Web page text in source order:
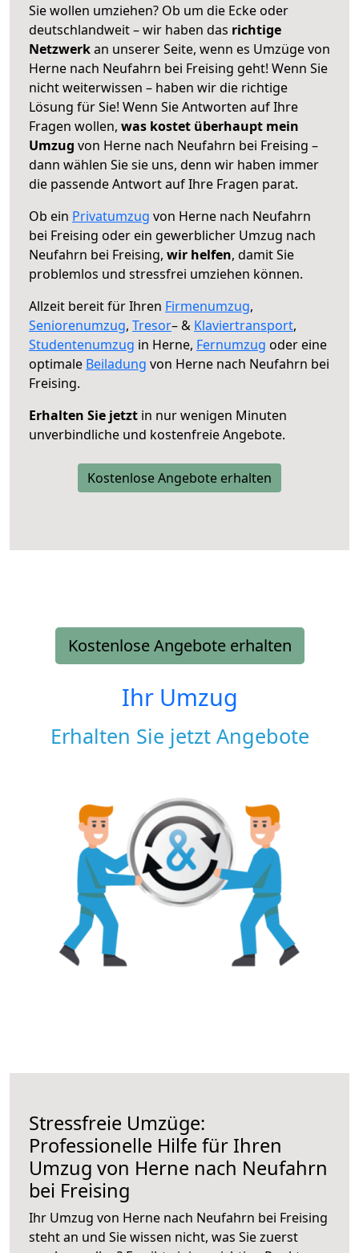
Sie wollen umziehen? Ob um die Ecke oder
deutschlandweit – wir haben das richtige
Netzwerkan unserer Seite, wenn es Umzüge von
Herne nach Neufahrn bei Freising geht! Wenn Sie
nicht weiterwissen – haben wir die richtige
Lösung für Sie! Wenn Sie Antworten auf Ihre
Fragen wollen, was kostet überhaupt mein
Umzug von Herne nach Neufahrn bei Freising –
dann wählen Sie sie uns, denn wir haben immer
die passende Antwort auf Ihre Fragen parat.
Ob ein Privatumzug von Herne nach Neufahrn
bei Freising oder ein gewerblicher Umzug nach
Neufahrn bei Freising, wir helfen, damit Sie
problemlos und stressfrei umziehen können.
Allzeit bereit für Ihren Firmenumzug,
Seniorenumzug, Tresor– & Klaviertransport,
Studentenumzug in Herne, Fernumzug oder eine
optimale Beiladung von Herne nach Neufahrn bei
Freising.
Erhalten Sie jetzt in nur wenigen Minuten
unverbindliche und kostenfreie Angebote.
Kostenlose Angebote erhalten
Kostenlose Angebote erhalten
Ihr Umzug
Erhalten Sie jetzt Angebote
Stressfreie Umzüge:
Professionelle Hilfe für Ihren
Umzug von Herne nach Neufahrn
bei Freising
Ihr Umzug von Herne nach Neufahrn bei Freising
steht an und Sie wissen nicht, was Sie zuerst